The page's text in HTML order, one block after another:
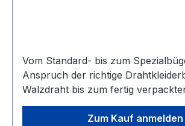
Vom Standard- bis zum
Anspruch der richtige
Walzdraht bis zum fertig
Ständige Entwicklung in den
Drahtzieherei undZum Kauf anmelden